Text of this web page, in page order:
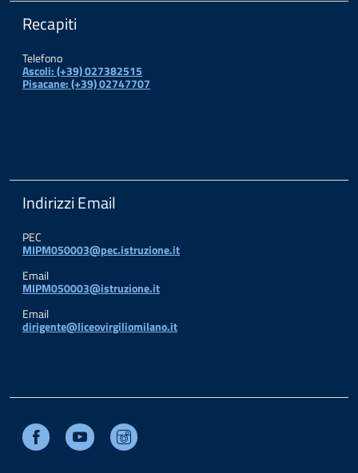
Recapiti
Telefono
Ascoli: (+39) 027382515
Pisacane: (+39) 02747707
Indirizzi Email
PEC
MIPM050003@pec.istruzione.it
Email
MIPM050003@istruzione.it
Email
dirigente@liceovirgiliomilano.it
Facebook Youtube